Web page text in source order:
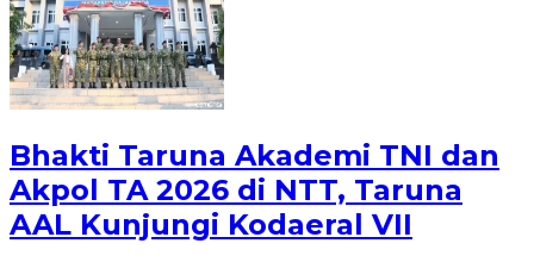
Bhakti Taruna Akademi TNI dan
Akpol TA 2026 di NTT, Taruna
AAL Kunjungi Kodaeral VII